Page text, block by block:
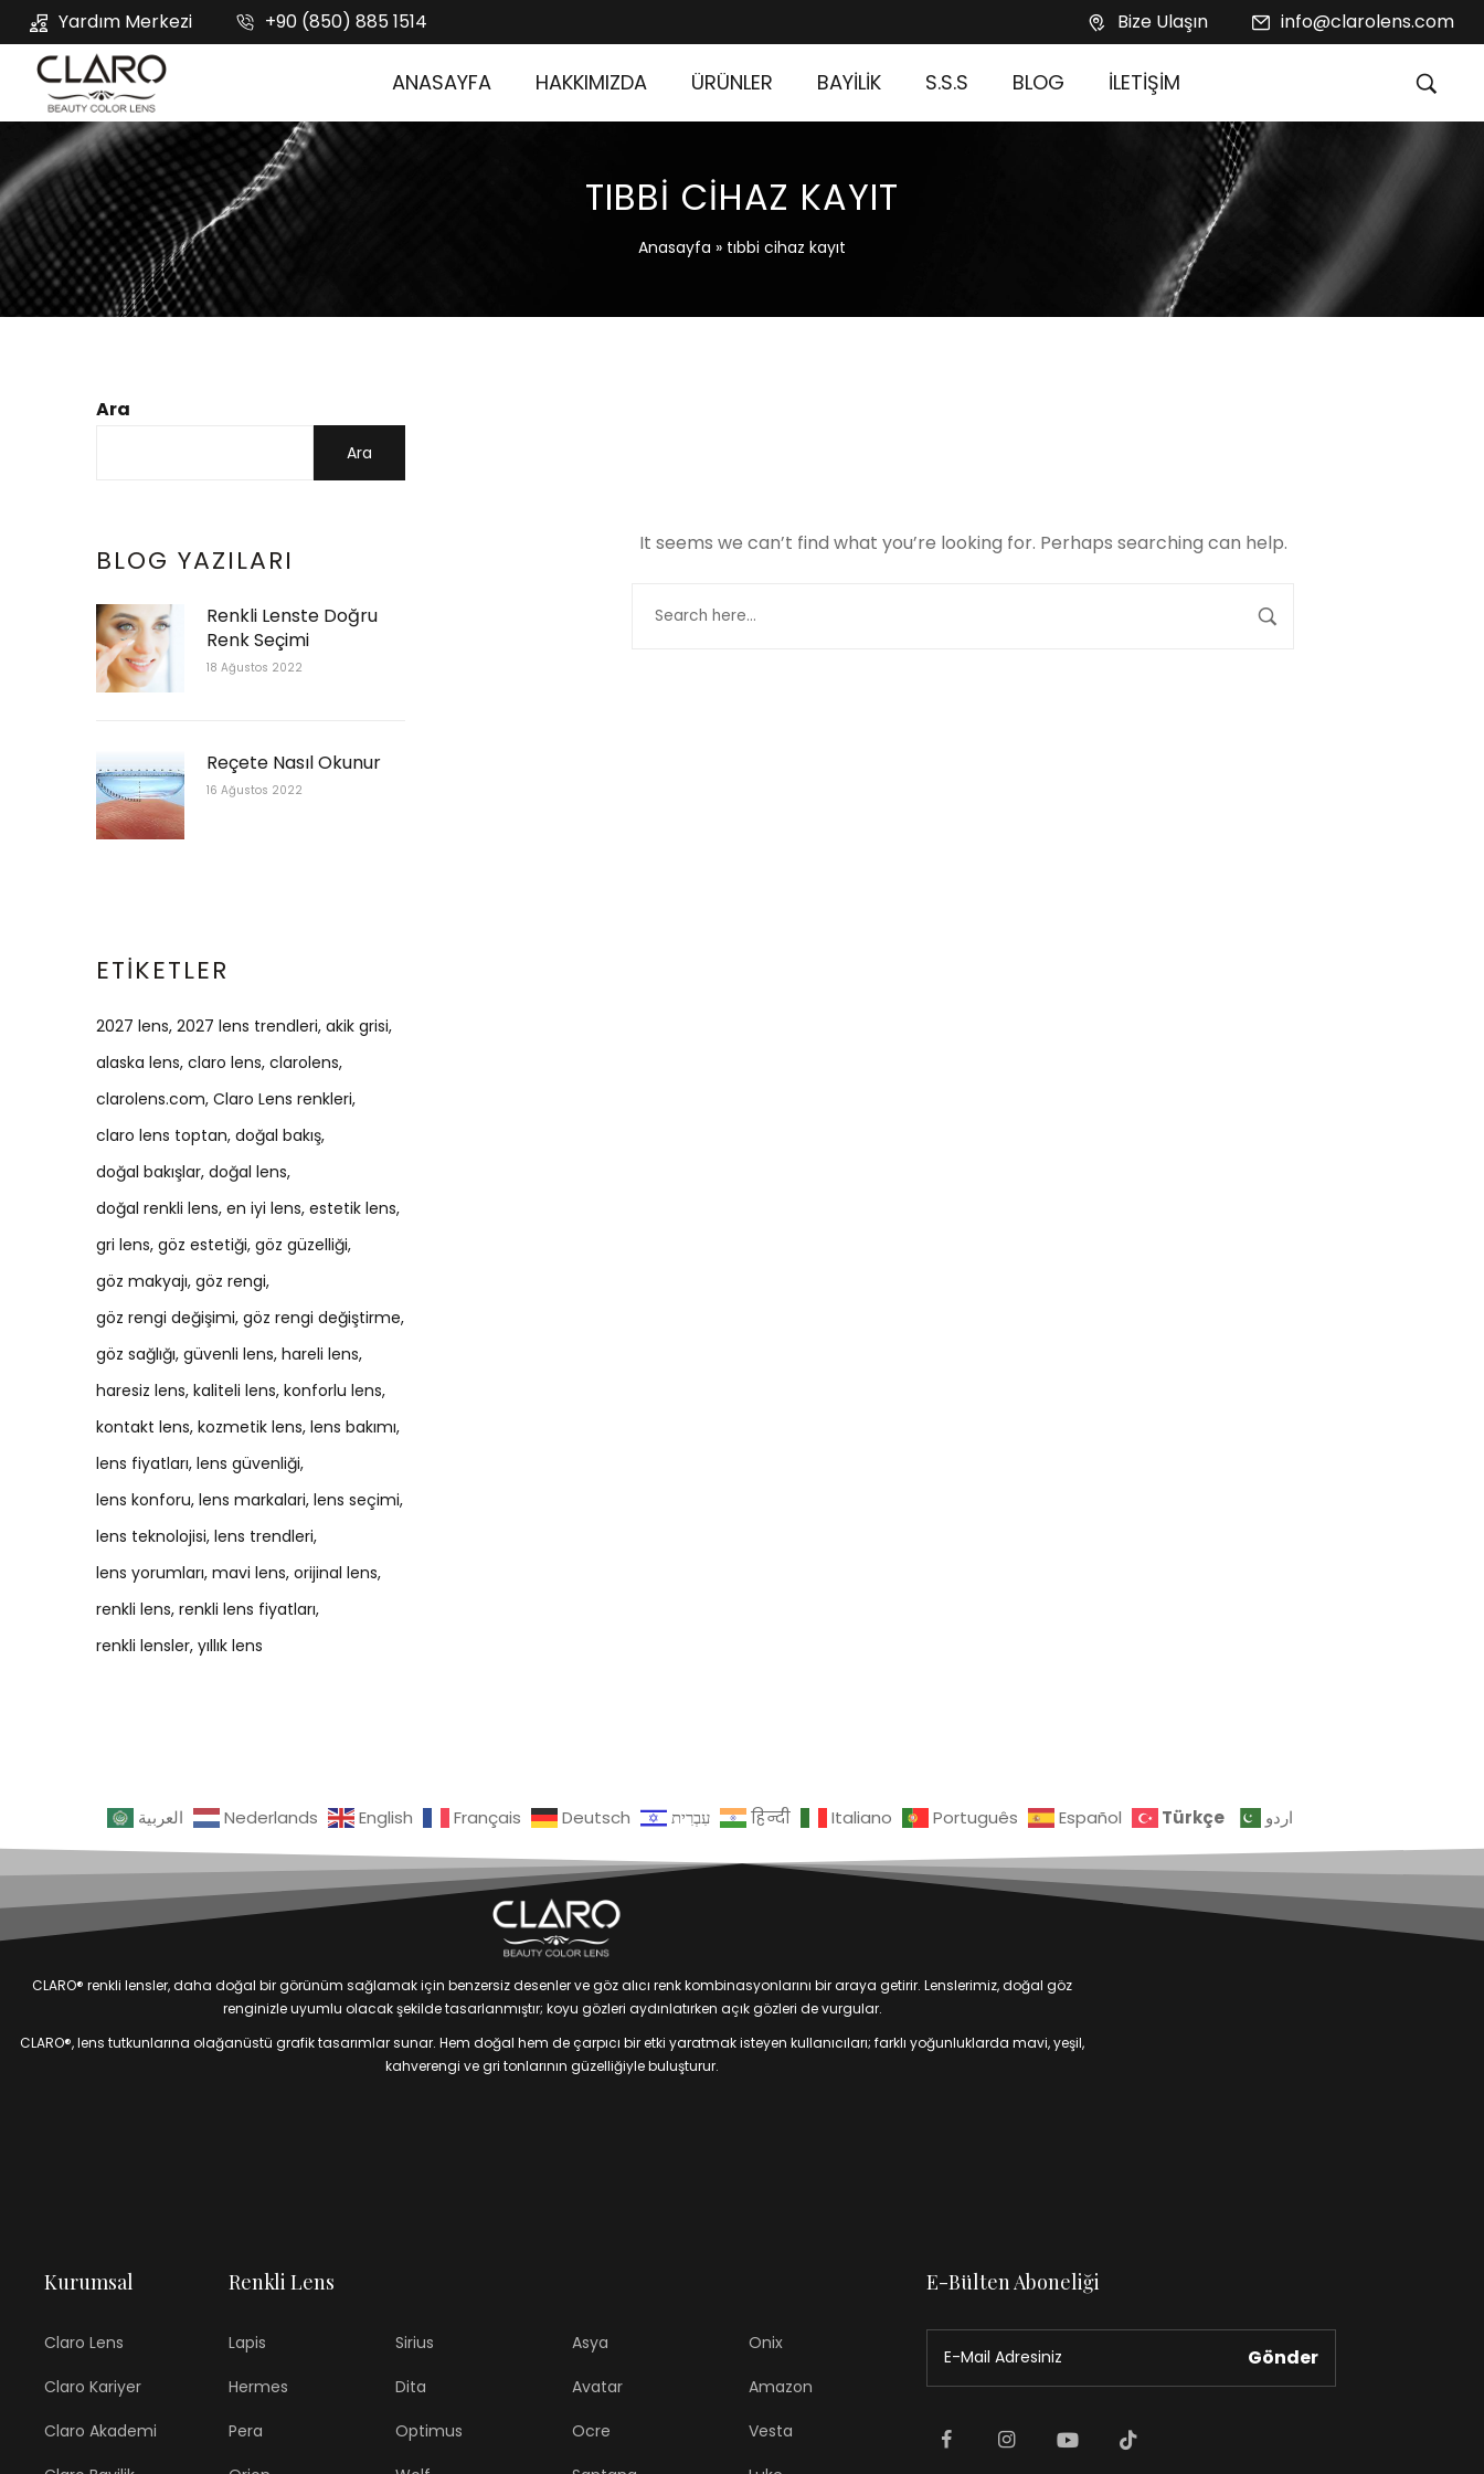
Yardım Merkezi +90 (850) 885 1514 Bize Ulaşın info@clarolens.com
ANASAYFA HAKKIMIZDA ÜRÜNLER BAYİLİK S.S.S BLOG İLETİŞİM
TIBBI CIHAZ KAYIT
Anasayfa » tıbbi cihaz kayıt
Ara
Ara
BLOG YAZILARI
Renkli Lenste Doğru
Renk Seçimi
18 Ağustos 2022
Reçete Nasıl Okunur
16 Ağustos 2022
ETIKETLER
2027 lens 2027 lens trendleri akik grisi
alaska lens claro lens clarolens
clarolens.com Claro Lens renkleri
claro lens toptan doğal bakış
doğal bakışlar doğal lens
doğal renkli lens en iyi lens estetik lens
gri lens göz estetiği göz güzelliği
göz makyajı göz rengi
göz rengi değişimi göz rengi değiştirme
göz sağlığı güvenli lens hareli lens
haresiz lens kaliteli lens konforlu lens
kontakt lens kozmetik lens lens bakımı
lens fiyatları lens güvenliği
lens konforu lens markalari lens seçimi
lens teknolojisi lens trendleri
lens yorumları mavi lens orijinal lens
renkli lens renkli lens fiyatları
renkli lensler yıllık lens
It seems we can’t find what you’re looking for. Perhaps searching can help.
العربية Nederlands English Français Deutsch עִבְרִית हिन्दी Italiano Português Español Türkçe اردو
CLARO® renkli lensler, daha doğal bir görünüm sağlamak için benzersiz desenler ve göz alıcı renk kombinasyonlarını bir araya getirir. Lenslerimiz, doğal göz
renginizle uyumlu olacak şekilde tasarlanmıştır; koyu gözleri aydınlatırken açık gözleri de vurgular.
CLARO®, lens tutkunlarına olağanüstü grafik tasarımlar sunar. Hem doğal hem de çarpıcı bir etki yaratmak isteyen kullanıcıları; farklı yoğunluklarda mavi, yeşil,
kahverengi ve gri tonlarının güzelliğiyle buluşturur.
Kurumsal
Claro Lens
Claro Kariyer
Claro Akademi
Renkli Lens
Lapis
Hermes
Pera
Sirius
Dita
Optimus
Asya
Avatar
Ocre
Onix
Amazon
Vesta
E-Bülten Aboneliği
Gönder